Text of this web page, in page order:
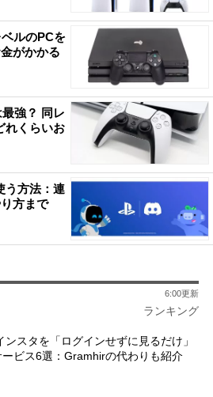
ルのPCを
がかかる
強？ 同レ
れくらいお
う方法：連
方まで
ランキング
6:00更新
ンスタを「ログインせずに見るだけ」
ービス6選：Gramhirの代わりも紹介